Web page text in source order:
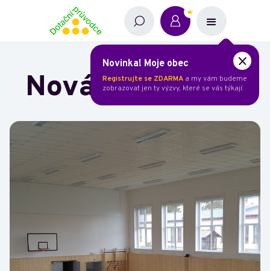
Novinka! Moje obec
Registrujte se ZDARMA a my vám budeme
zobrazovat jen ty výzvy, které se vás týkají.
Nová tělocvična